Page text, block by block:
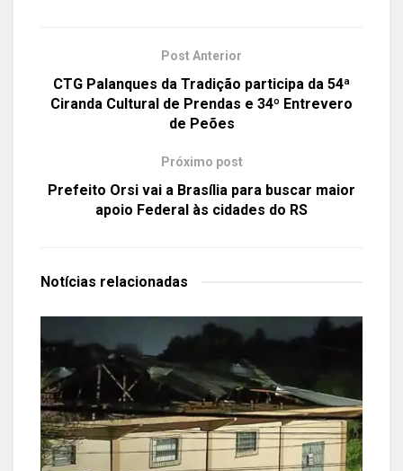
Post Anterior
CTG Palanques da Tradição participa da 54ª
Ciranda Cultural de Prendas e 34º Entrevero
de Peões
Próximo post
Prefeito Orsi vai a Brasília para buscar maior
apoio Federal às cidades do RS
Notícias relacionadas